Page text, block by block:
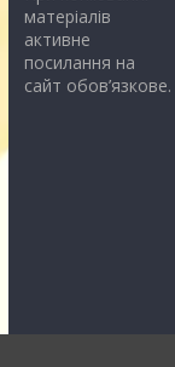
матеріалів
активне
посилання на
сайт обов’язкове.